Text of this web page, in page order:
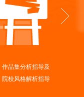
作品集分析指导及
院校风格解析指导